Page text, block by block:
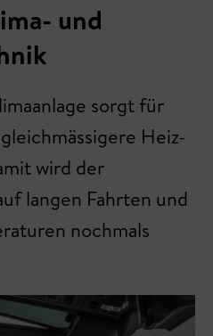
und
sorgt für
Heiz-
wird der
langen Fahrten und
nochmals